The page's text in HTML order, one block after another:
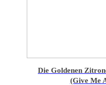
Die Goldenen
(Give Me